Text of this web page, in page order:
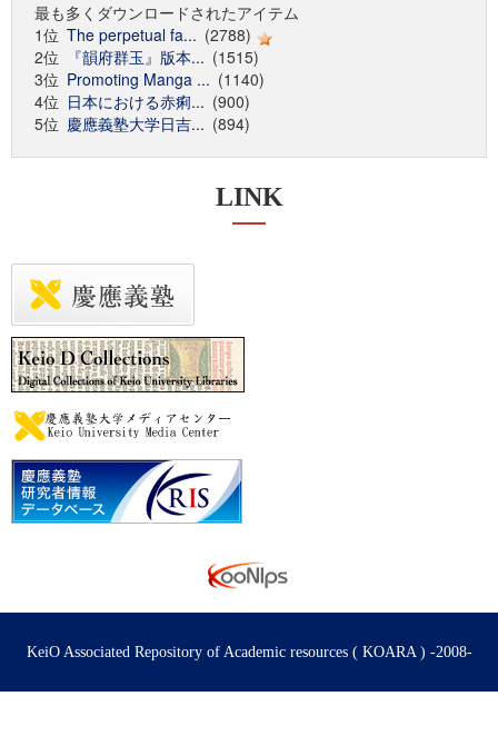
最も多くダウンロードされたアイテム
1位 The perpetual fa... (2788)
2位
『韻府群玉』版本... (1515)
3位 Promoting Manga ... (1140)
4位 日本における赤痢... (900)
5位 慶應義塾大学日吉... (894)
LINK
KeiO Associated Repository of Academic resources ( KOARA ) -2008-